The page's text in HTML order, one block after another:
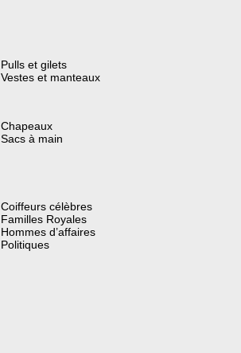
Pulls et gilets
Vestes et manteaux
Chapeaux
Sacs à main
Coiffeurs célèbres
Familles Royales
Hommes d’affaires
Politiques